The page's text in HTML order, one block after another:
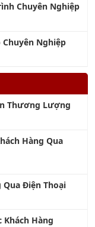
Chuyên Nghiệp
Chuyên Nghiệp
Thương Lượng
Hàng Qua
Qua Điện Thoại
Khách Hàng